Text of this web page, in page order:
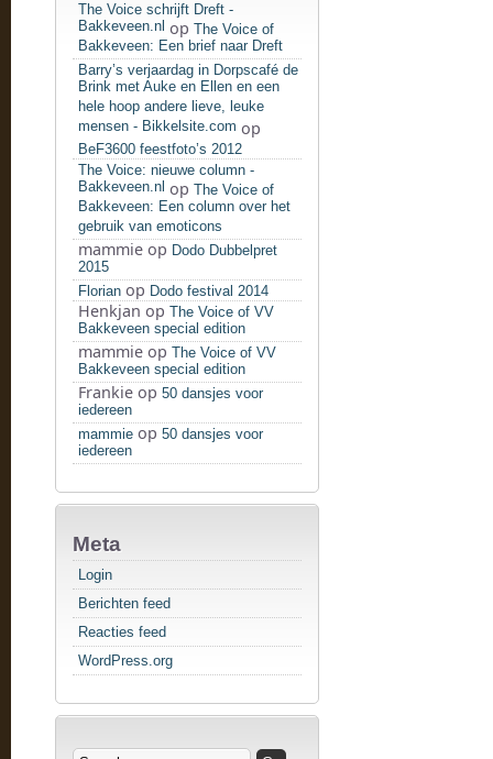
The Voice schrijft Dreft -
Bakkeveen.nl op The Voice of
Bakkeveen: Een brief naar Dreft
Barry’s verjaardag in Dorpscafé de
Brink met Auke en Ellen en een
hele hoop andere lieve, leuke
mensen - Bikkelsite.com op
BeF3600 feestfoto’s 2012
The Voice: nieuwe column -
Bakkeveen.nl op The Voice of
Bakkeveen: Een column over het
gebruik van emoticons
mammie op Dodo Dubbelpret
2015
Florian op Dodo festival 2014
Henkjan op The Voice of VV
Bakkeveen special edition
mammie op The Voice of VV
Bakkeveen special edition
Frankie op 50 dansjes voor
iedereen
mammie op 50 dansjes voor
iedereen
Meta
Login
Berichten feed
Reacties feed
WordPress.org